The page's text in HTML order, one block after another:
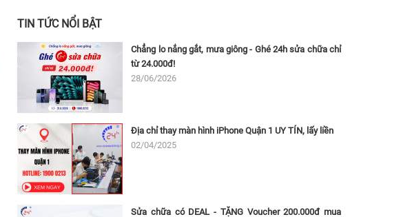
TIN TỨC NỔI BẬT
Chẳng lo nắng gắt, mưa giông - Ghé 24h sửa chữa chỉ
từ 24.000đ!
28/06/2026
Địa chỉ thay màn hình iPhone Quận 1 UY TÍN, lấy liền
02/04/2025
Sửa chữa có DEAL - TẶNG Voucher 200.000đ mua